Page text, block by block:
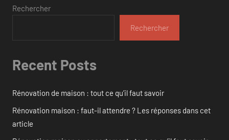
Rechercher
Rechercher
Recent Posts
Rénovation de maison : tout ce qu’il faut savoir
Rénovation maison : faut-il attendre ? Les réponses dans cet
article